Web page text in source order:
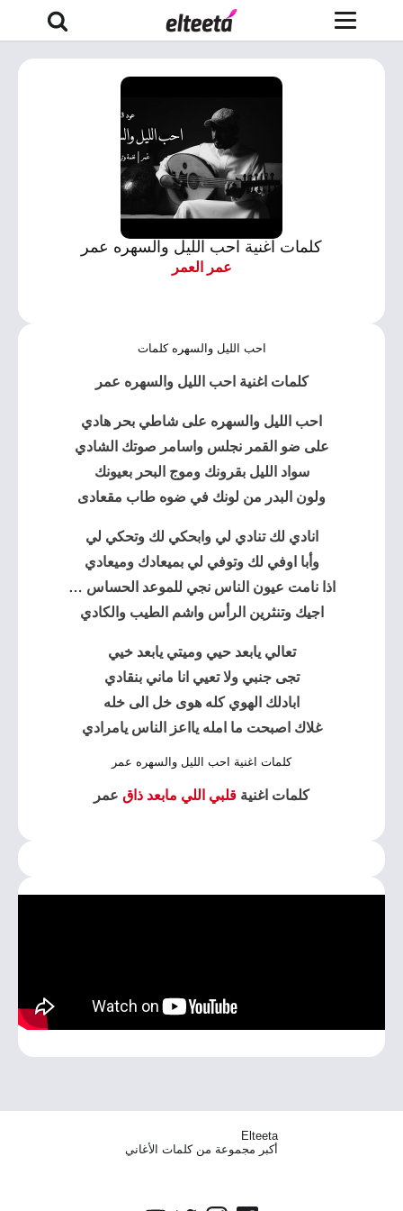
كلمات اغنية احب الليل والسهره عمر
عمر العمر
احب الليل والسهره كلمات
كلمات اغنية احب الليل والسهره عمر
احب الليل والسهره على شاطي بحر هادي
على ضو القمر نجلس واسامر صوتك الشادي
سواد الليل بقرونك وموج البحر بعيونك
ولون البدر من لونك في ضوه طاب مقعادى
انادي لك تنادي لي وابحكي لك وتحكي لي
وأبا اوفي لك وتوفي لي بميعادك وميعادي
اذا نامت عيون الناس نجي للموعد الحساس …
اجيك وتنثرين الرأس واشم الطيب والكادي
تعالي يابعد حيي وميتي يابعد خيي
تجى جنبي ولا تعيي انا ماني بنقادي
ابادلك الهوي كله هوى خل الى خله
غلاك اصبحت ما امله يااعز الناس يامرادي
كلمات اغنية احب الليل والسهره عمر
كلمات اغنية قلبي اللي مابعد ذاق عمر
Elteeta
أكبر مجموعة من كلمات الأغاني